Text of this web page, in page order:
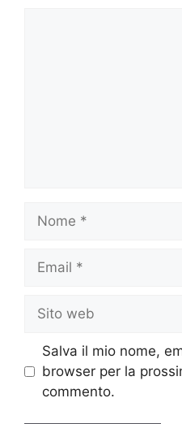
Nome
Email
Sito
web
Salva il mio nome,
browser per la
commento.